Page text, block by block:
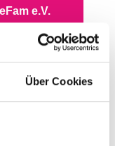
Über Cookies
e.V.